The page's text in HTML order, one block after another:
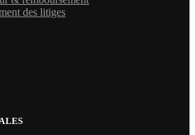
des litiges